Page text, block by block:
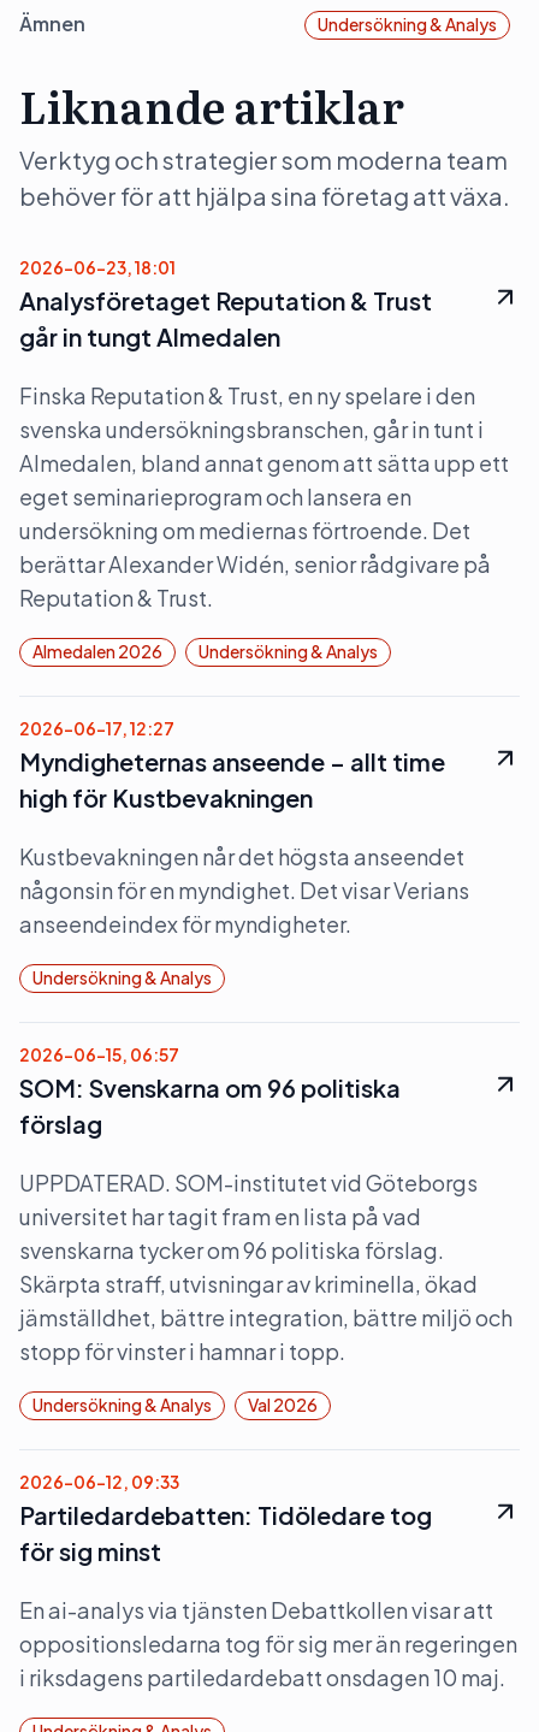
Ämnen Undersökning & Analys
Liknande artiklar
Verktyg och strategier som moderna team
behöver för att hjälpa sina företag att växa.
2026-06-23, 18:01
Analysföretaget Reputation & Trust
går in tungt Almedalen
Finska Reputation & Trust, en ny spelare i den
svenska undersökningsbranschen, går in tunt i
Almedalen, bland annat genom att sätta upp ett
eget seminarieprogram och lansera en
undersökning om mediernas förtroende. Det
berättar Alexander Widén, senior rådgivare på
Reputation & Trust.
Almedalen 2026 Undersökning & Analys
2026-06-17, 12:27
Myndigheternas anseende – allt time
high för Kustbevakningen
Kustbevakningen når det högsta anseendet
någonsin för en myndighet. Det visar Verians
anseendeindex för myndigheter.
Undersökning & Analys
2026-06-15, 06:57
SOM: Svenskarna om 96 politiska
förslag
UPPDATERAD. SOM-institutet vid Göteborgs
universitet har tagit fram en lista på vad
svenskarna tycker om 96 politiska förslag.
Skärpta straff, utvisningar av kriminella, ökad
jämställdhet, bättre integration, bättre miljö och
stopp för vinster i hamnar i topp.
Undersökning & Analys Val 2026
2026-06-12, 09:33
Partiledardebatten: Tidöledare tog
för sig minst
En ai-analys via tjänsten Debattkollen visar att
oppositionsledarna tog för sig mer än regeringen
i riksdagens partiledardebatt onsdagen 10 maj.